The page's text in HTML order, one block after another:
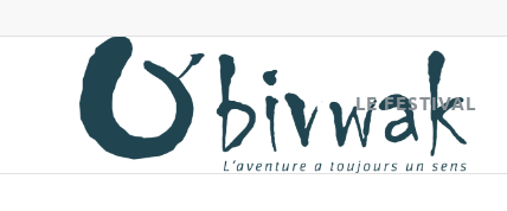
LE FESTIVAL